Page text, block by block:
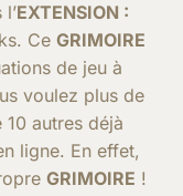
EXTENSION :
Ce GRIMOIRE
de jeu à
voulez plus de
10 autres déjà
ligne. En effet,
GRIMOIRE !